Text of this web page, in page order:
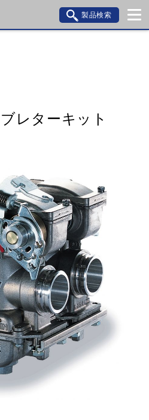
製品検索
閉じる
レターキット